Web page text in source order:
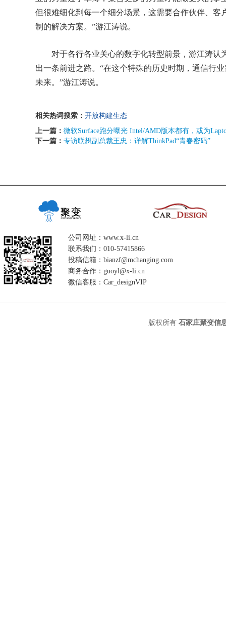
但很难细化到每一个细分场景，这需要合作伙伴、
制的解决方案。”游江涛说。
对于各行各业关心的数字化转型前景，游江涛认
出一条前进之路。“在这个特殊的历史时期，通信行
未来。”游江涛说。
相关热词搜索： 开放构建生态
上一篇： 微软Surface跑分曝光 Intel/AMD版本都有，或为
下一篇： 专访联想副总裁王忠：详解ThinkPad“青春密码”
公司网址：www.x-li.cn
联系我们：010-57415866
投稿信箱：bianzf@mchanging.com
商务合作：guoyl@x-li.cn
微信客服：Car_designVIP
版权所有 石家庄聚变信